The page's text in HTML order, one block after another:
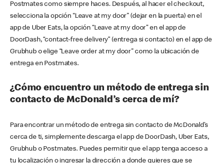
Postmates como siempre haces. Después, al hacer el checkout,
selecciona la opción “Leave at my door” (dejar en la puerta) en el
app de Uber Eats, la opción “Leave at my door” en el app de
DoorDash, “contact-free delivery” (entrega si contacto) en el app de
Grubhub o elige “Leave order at my door” como la ubicación de
entrega en Postmates.
¿Cómo encuentro un método de entrega sin
contacto de McDonald’s cerca de mí?
Para encontrar un método de entrega sin contacto de McDonald’s
cerca de ti, simplemente descarga el app de DoorDash, Uber Eats,
Grubhub o Postmates. Puedes permitir que el app tenga acceso a
tu localización o ingresar la dirección a donde quieres que se